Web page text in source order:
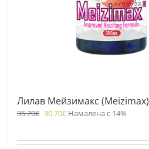
Лилав Мейзимакс (Meizimax)
35.70€ 30.70€ Намалена с 14%